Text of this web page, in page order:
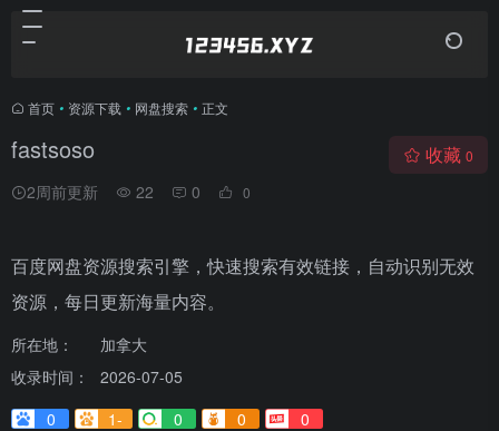
首页 • 资源下载 • 网盘搜索 • 正文
fastsoso
2周前更新 22 0 0
收藏 0
百度网盘资源搜索引擎，快速搜索有效链接，自动识别无效
资源，每日更新海量内容。
所在地：
加拿大
收录时间：
2026-07-05
0
1- 0 0 0